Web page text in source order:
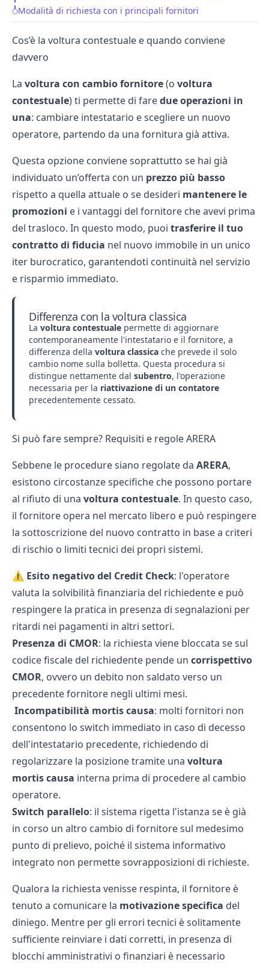
Modalità di richiesta con i principali fornitori
Cos’è la voltura contestuale e quando conviene
davvero
La voltura con cambio fornitore(o voltura
contestuale) ti permette di faredue operazioni in
una: cambiare intestatario e scegliere un nuovo
operatore, partendo da una fornitura già attiva.
Questa opzione conviene soprattutto se hai già
individuato un’offerta con un prezzo più basso
rispetto a quella attuale o se desideri mantenere le
promozioni e i vantaggi del fornitore che avevi prima
del trasloco. In questo modo, puoi trasferire il tuo
contratto di fiducia nel nuovo immobile in un unico
iter burocratico, garantendoti continuità nel servizio
e risparmio immediato.
Differenza con la voltura classica
La voltura contestuale permette di aggiornare
contemporaneamente l'intestatario e il fornitore, a
differenza della voltura classica che prevede il solo
cambio nome sulla bolletta. Questa procedura si
distingue nettamente dal subentro, l'operazione
necessaria per la riattivazione di un contatore
precedentemente cessato.
Si può fare sempre? Requisiti e regole ARERA
Sebbene le procedure siano regolate da ARERA,
esistono circostanze specifiche che possono portare
al rifiuto di una voltura contestuale. In questo caso,
il fornitore opera nel mercato libero e può respingere
la sottoscrizione del nuovo contratto in base a criteri
di rischio o limiti tecnici dei propri sistemi.
⚠️ Esito negativo del Credit Check: l'operatore
valuta la solvibilità finanziaria del richiedente e può
respingere la pratica in presenza di segnalazioni per
ritardi nei pagamenti in altri settori.
Presenza di CMOR: la richiesta viene bloccata se sul
codice fiscale del richiedente pende un corrispettivo
CMOR, ovvero un debito non saldato verso un
precedente fornitore negli ultimi mesi.
Incompatibilità mortis causa: molti fornitori non
consentono lo switch immediato in caso di decesso
dell'intestatario precedente, richiedendo di
regolarizzare la posizione tramite una voltura
mortis causa interna prima di procedere al cambio
operatore.
Switch parallelo: il sistema rigetta l'istanza se è già
in corso un altro cambio di fornitore sul medesimo
punto di prelievo, poiché il sistema informativo
integrato non permette sovrapposizioni di richieste.
Qualora la richiesta venisse respinta, il fornitore è
tenuto a comunicare la motivazione specifica del
diniego. Mentre per gli errori tecnici è solitamente
sufficiente reinviare i dati corretti, in presenza di
blocchi amministrativi o finanziari è necessario